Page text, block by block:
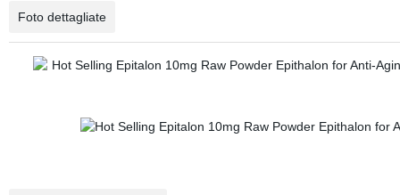
Foto dettagliate